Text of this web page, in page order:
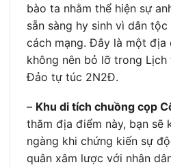
bào ta nhằm thể hiện sự
sẵn sàng hy sinh vì dân
cách mạng. Đây là một địa
không nên bỏ lỡ trong Lịch
Đảo tự túc 2N2Đ.
– Khu di tích chuồng cọp
thăm địa điểm này, bạn sẽ
ngàng khi chứng kiến sự
quân xâm lược với nhân